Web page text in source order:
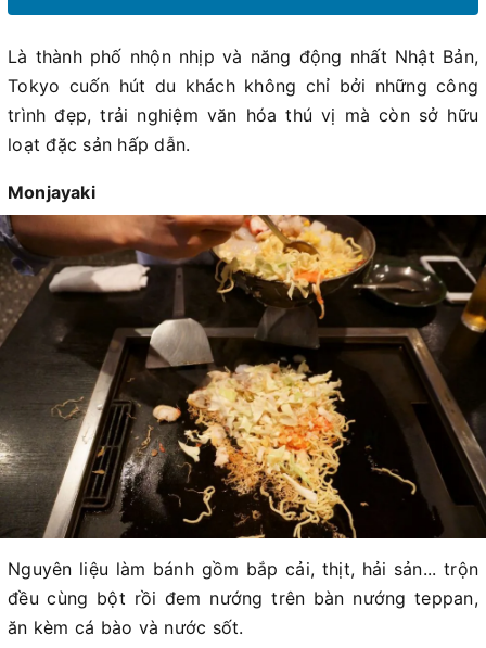
Là thành phố nhộn nhịp và năng động nhất Nhật Bản,
Tokyo cuốn hút du khách không chỉ bởi những công
trình đẹp, trải nghiệm văn hóa thú vị mà còn sở hữu
loạt đặc sản hấp dẫn.
Monjayaki
Nguyên liệu làm bánh gồm bắp cải, thịt, hải sản... trộn
đều cùng bột rồi đem nướng trên bàn nướng teppan,
ăn kèm cá bào và nước sốt.